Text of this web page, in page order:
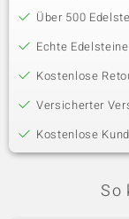
Über 500
Echte
Kostenlose
Versicherter
Kostenlose
So